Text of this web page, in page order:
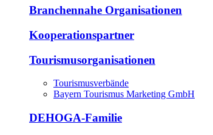
Branchennahe Organisationen
Kooperationspartner
Tourismusorganisationen
Tourismusverbände
Bayern Tourismus Marketing GmbH
DEHOGA-Familie